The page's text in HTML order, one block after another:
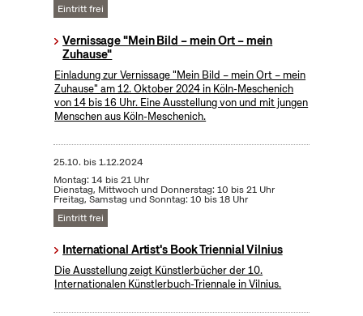
Eintritt frei
Vernissage "Mein Bild – mein Ort – mein
Zuhause"
Einladung zur Vernissage "Mein Bild – mein Ort – mein
Zuhause" am 12. Oktober 2024 in Köln-Meschenich
von 14 bis 16 Uhr. Eine Ausstellung von und mit jungen
Menschen aus Köln-Meschenich.
25.10. bis1.12.2024
Montag: 14 bis 21 Uhr
Dienstag, Mittwoch und Donnerstag: 10 bis 21 Uhr
Freitag, Samstag und Sonntag: 10 bis 18 Uhr
Eintritt frei
International Artist's Book Triennial Vilnius
Die Ausstellung zeigt Künstlerbücher der 10.
Internationalen Künstlerbuch-Triennale in Vilnius.